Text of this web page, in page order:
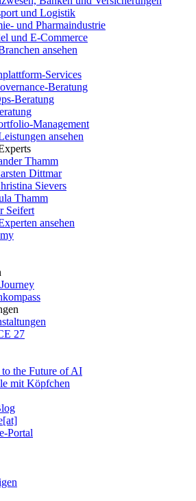
und Logistik
und Pharmaindustrie
und E-Commerce
ansehen
Services
Beratung
Beratung
Management
ansehen
Thamm
Dittmar
Sievers
Thamm
Seifert
ansehen
27
the Future of AI
mit Köpfchen
Portal